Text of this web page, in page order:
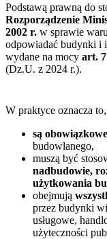
Podstawą prawną do
Rozporządzenie
2002 r. w sprawie
odpowiadać budynki i
wydane na mocy art.
(Dz.U. z 2024 r.).
W praktyce oznacza
są obowiązkowe
budowlanego,
muszą być
nadbudowie,
użytkowania
obejmują
przez budynki
usługowe,
użyteczności